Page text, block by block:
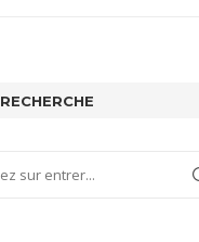
RECHERCHE